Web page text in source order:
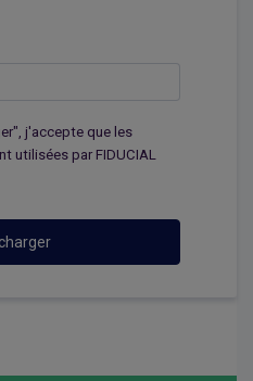
j'accepte que les
utilisées par FIDUCIAL